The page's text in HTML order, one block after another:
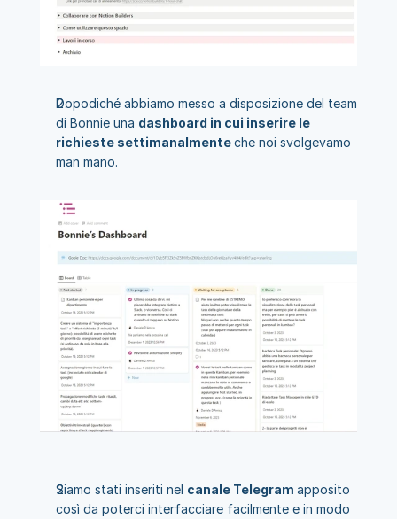
Dopodiché abbiamo messo a disposizione del team
di Bonnie una dashboard in cui inserire le
richieste settimanalmente che noi svolgevamo
man mano.
Siamo stati inseriti nel canale Telegram apposito
così da poterci interfacciare facilmente e in modo